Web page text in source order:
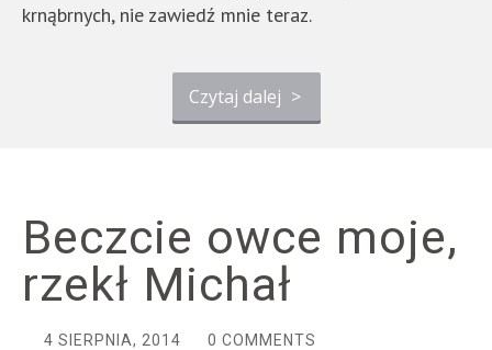
krnąbrnych, nie zawiedź mnie teraz.
Czytaj dalej >
Beczcie owce moje,
rzekł Michał
4 SIERPNIA, 2014 0 COMMENTS